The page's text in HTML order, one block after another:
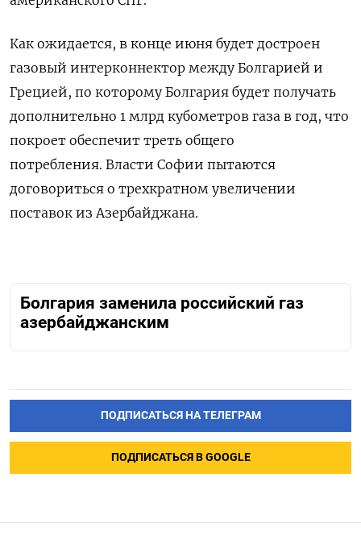
Как ожидается, в конце июня будет достроен
газовый интерконнектор между Болгарией и
Грецией, по которому Болгария будет получать
дополнительно 1 млрд кубометров газа в год, что
покроет обеспечит треть общего
потребления. Власти Софии пытаются
договориться о трехкратном увеличении
поставок из Азербайджана.
Болгария заменила российский газ
азербайджанским
ПОДПИСАТЬСЯ НА ТЕЛЕГРАМ
ПОДПИСАТЬСЯ В GOOGLE